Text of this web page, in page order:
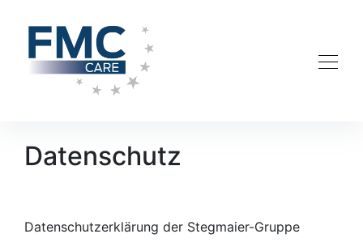
Datenschutz
Datenschutzerklärung der Stegmaier-Gruppe